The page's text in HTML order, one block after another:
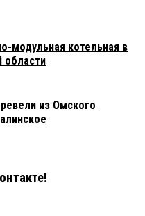
модульная котельная в
области
из Омского